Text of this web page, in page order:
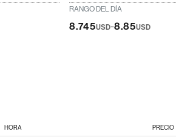
RANGO DEL DÍA
8.745USD-8.85USD
HORA PRECIO